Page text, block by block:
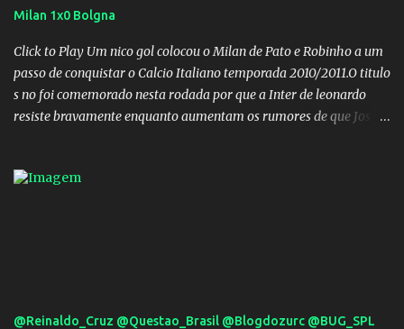
Milan 1x0 Bolgna
Click to Play Um nico gol colocou o Milan de Pato e Robinho a um
passo de conquistar o Calcio Italiano temporada 2010/2011.O titulo
s no foi comemorado nesta rodada por que a Inter de leonardo
resiste bravamente enquanto aumentam os rumores de que Jos
definido e tem o Milan como virtual campeao. ;
@Reinaldo_Cruz @Questao_Brasil @Blogdozurc @BUG_SPL